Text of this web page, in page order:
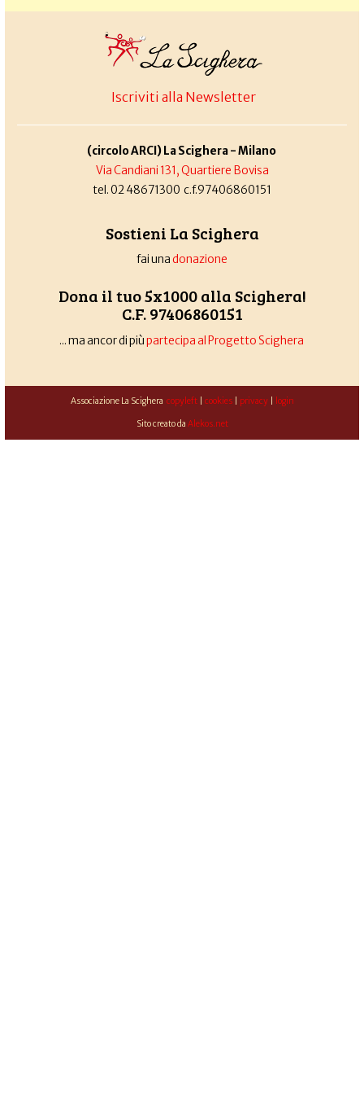
Iscriviti alla Newsletter
(circolo ARCI) La Scighera - Milano
Via Candiani 131, Quartiere Bovisa
tel. 02 48671300 c.f.97406860151
Sostieni La Scighera
fai unadonazione
Dona il tuo 5x1000 alla Scighera!
C.F. 97406860151
... ma ancor di piùpartecipa al Progetto Scighera
Associazione La Scighera copyleft| cookies| privacy| login
Sito creato da Alekos.net